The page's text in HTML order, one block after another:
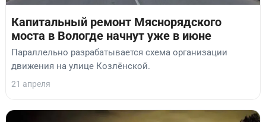
Капитальный ремонт Мяснорядского
моста в Вологде начнут уже в июне
Параллельно разрабатывается схема организации
движения на улице Козлёнской.
21 апреля